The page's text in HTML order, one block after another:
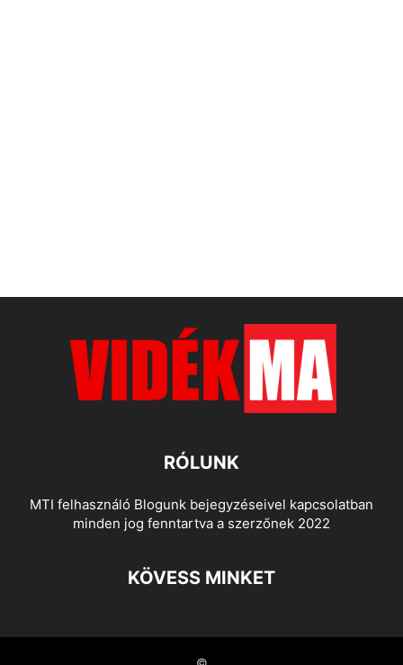
RÓLUNK
MTI felhasználó Blogunk bejegyzéseivel kapcsolatban
minden jog fenntartva a szerzőnek 2022
KÖVESS MINKET